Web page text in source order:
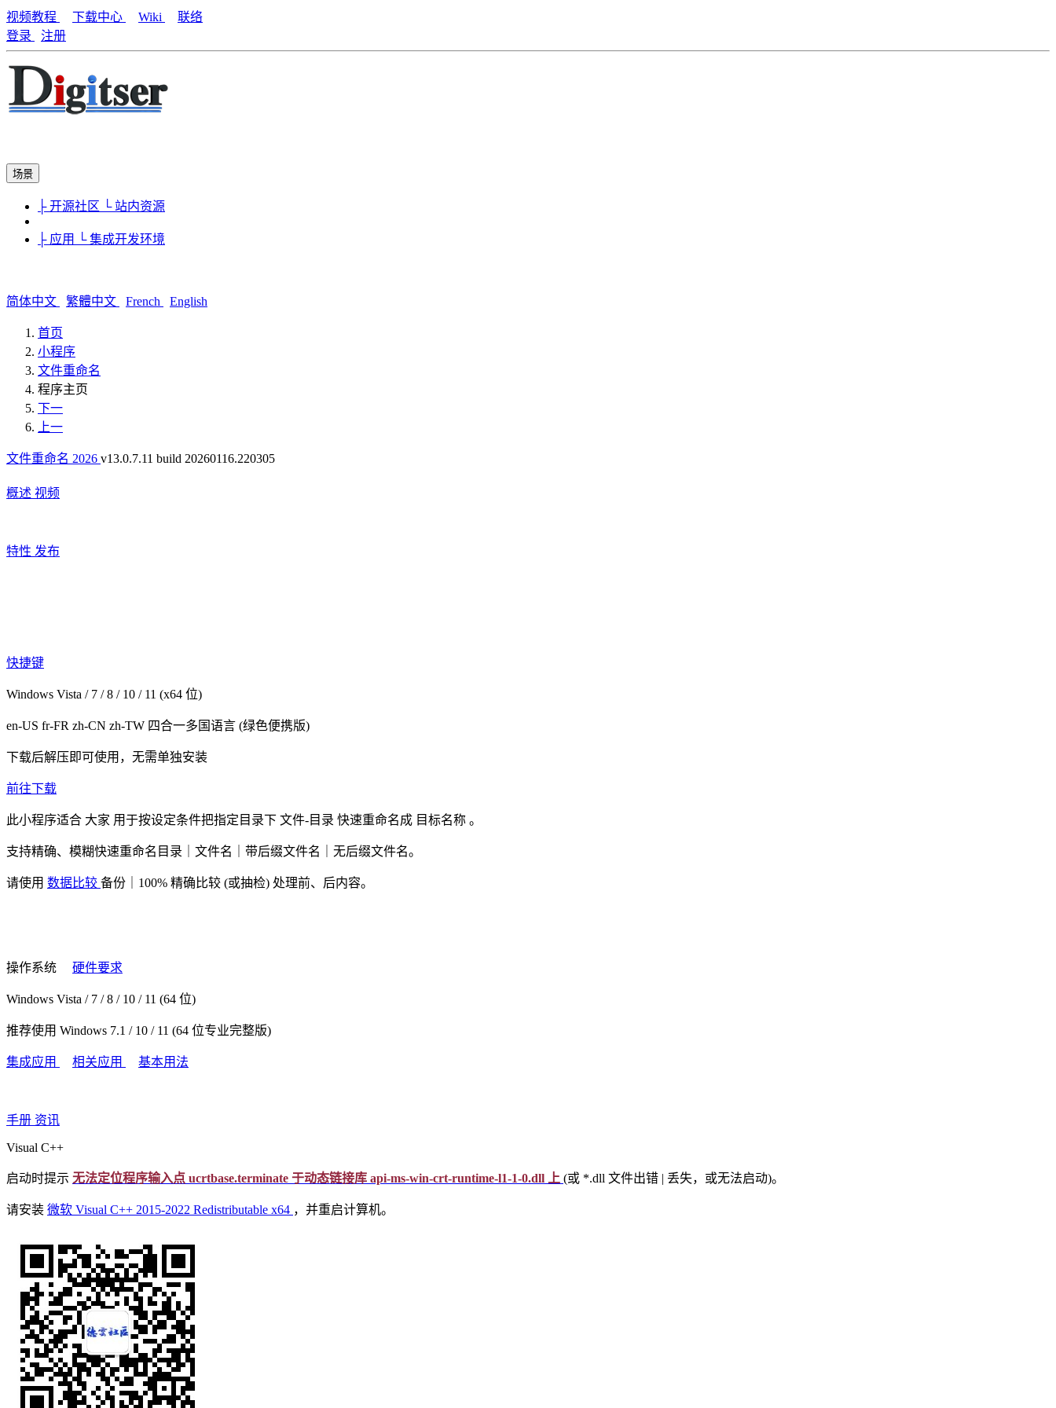
视频教程 下载中心 Wiki
联络
登录
注册
场景
├ 开源社区 └ 站内资源
├ 应用 └ 集成开发环境
简体中文 繁體中文 French English
首页
小程序
文件重命名
程序主页
下一
上一
文件重命名 2026 v13.0.7.11 build 20260116.220305
概述 视频
特性 发布
快捷键
Windows Vista / 7 / 8 / 10 / 11 (x64 位)
en-US fr-FR zh-CN zh-TW 四合一多国语言 (绿色便携版)
下载后解压即可使用，无需单独安装
前往下载
此小程序适合 大家 用于按设定条件把指定目录下 文件-目录 快速重命名成 目标名称 。
支持精确、模糊快速重命名目录｜文件名｜带后缀文件名｜无后缀文件名。
请使用 数据比较 备份｜100% 精确比较 (或抽检) 处理前、后内容。
操作系统 硬件要求
Windows Vista / 7 / 8 / 10 / 11 (64 位)
推荐使用 Windows 7.1 / 10 / 11 (64 位专业完整版)
集成应用 相关应用 基本用法
手册 资讯
Visual C++
启动时提示 无法定位程序输入点 ucrtbase.terminate 于动态链接库 api-ms-win-crt-runtime-l1-1-0.dll 上 (或 *.dll 文件出错 | 丢失，或无法启动)。
请安装 微软 Visual C++ 2015-2022 Redistributable x64 ，并重启计算机。